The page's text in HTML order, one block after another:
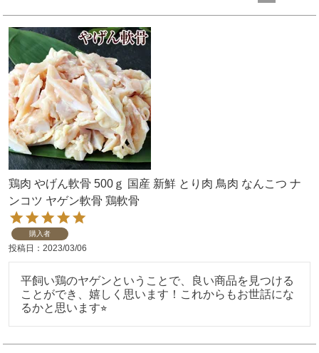
鶏肉 やげん軟骨 500ｇ 国産 新鮮 とり肉 鳥肉 なんこつ ナ
ンコツ ヤゲン軟骨 鶏軟骨
購入者
投稿日 2023/03/06
平飼い鶏のヤゲンということで、良い商品を見つける
ことができ、嬉しく思います！これからもお世話にな
るかと思います⭐︎